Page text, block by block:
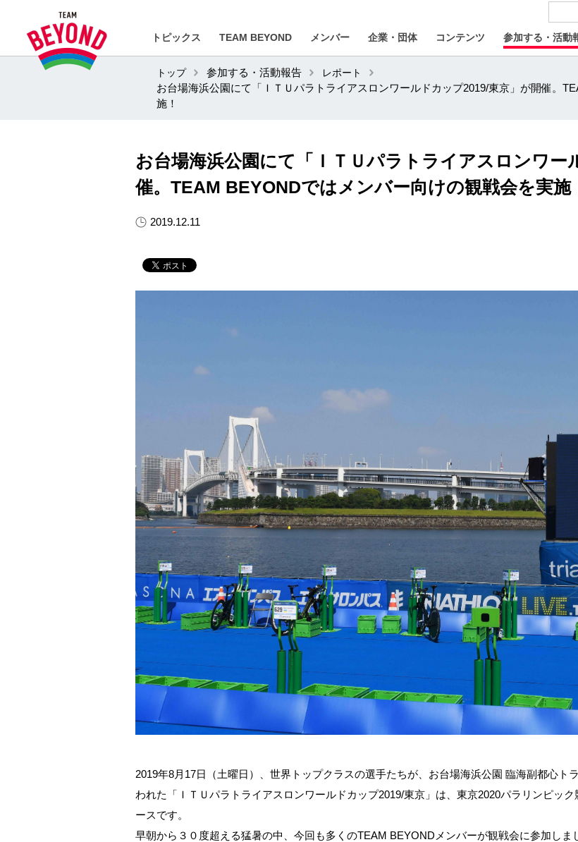
トピックス TEAM BEYOND メンバー 企業・団体 コンテンツ 参加する・活動
トップ 参加する・活動報告
レポート
お台場海浜公園にて「ＩＴＵパラトライアスロンワールドカップ2019/東京」が開催。
施！
お台場海浜公園にて「ＩＴＵパラトライアスロンワー
催。TEAM BEYONDではメンバー向けの観戦会を実施
2019.12.11
2019年8月 17日（土曜日）、世界トップクラスの選手たちが、お台場海浜公園 臨海副都心ト
われた「ＩＴＵパラトライアスロンワールドカップ2019/東京」は、東京2020パラリンピック
ースです。
早朝から３０度超える猛暑の中、今回も多くのTEAM BEYOND メンバーが観戦会に参加しま